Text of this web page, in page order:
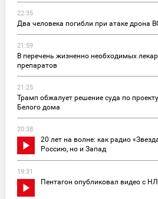
22:35
Два человека погибли при атаке дрона
21:59
В перечень жизненно необходимых
препаратов
21:25
Трамп обжалует решение суда по
Белого дома
20:38
20 лет на волне: как радио
Россию, но и Запад
19:31
Пентагон опубликовал видео с